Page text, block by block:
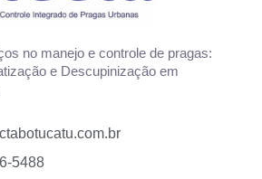
no manejo e controle de pragas:
e Descupinização em
5488